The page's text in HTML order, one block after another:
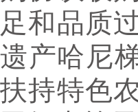
足和品质
遗产哈尼
扶持特色